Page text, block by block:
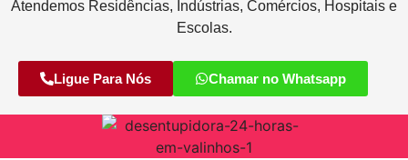
Atendemos Residências, Indústrias, Comércios, Hospitais e
Escolas.
Ligue Para Nós Chamar no Whatsapp